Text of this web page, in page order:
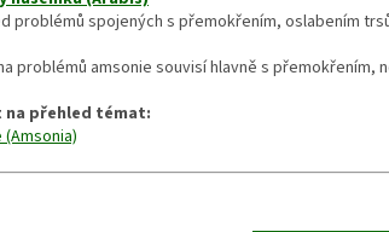
problémů spojených s přemokřením, oslabením
problémů amsonie souvisí hlavně s
na přehled témat: